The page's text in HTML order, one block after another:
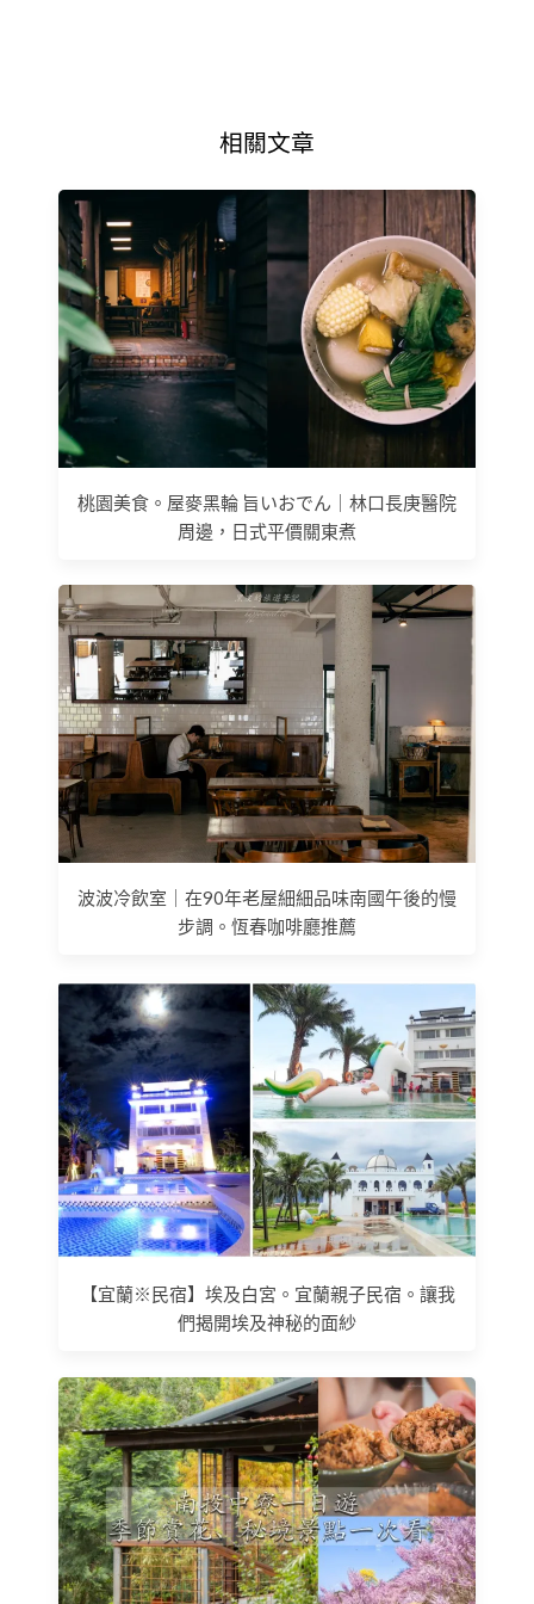
相關文章
桃園美食。屋麥黑輪 旨いおでん｜林口長庚醫院
周邊，日式平價關東煮
波波冷飲室｜在90年老屋細細品味南國午後的慢
步調。恆春咖啡廳推薦
【宜蘭※民宿】埃及白宮。宜蘭親子民宿。讓我
們揭開埃及神秘的面紗